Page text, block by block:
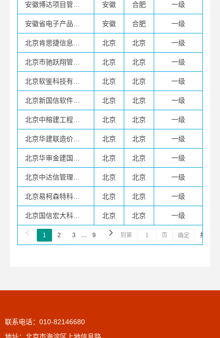
安徽 合肥 一级
安徽 合肥 一级
北京 北京 一级
北京 北京 一级
北京 北京 一级
北京 北京 一级
北京 北京 一级
北京 北京 一级
北京 北京 一级
北京 北京 一级
北京 北京 一级
北京 北京 一级
 1 2 3 … 9  到第 页 确定 共 180
联系电话：010-82146680